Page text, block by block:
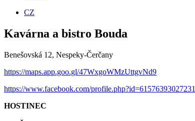
CZ
Kavárna a bistro Bouda
Benešovská 12, Nespeky-Čerčany
https://maps.app.goo.gl/47WxgoWMzUttgvNd9
https://www.facebook.com/profile.php?id=61576393027231
HOSTINEC